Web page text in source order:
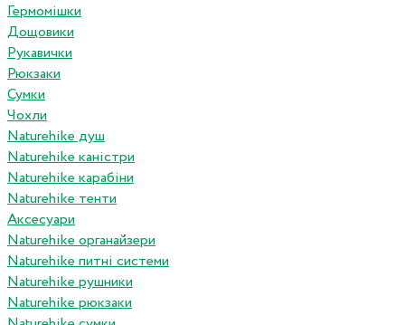
Гермомішки
Дощовики
Рукавички
Рюкзаки
Сумки
Чохли
Naturehike душ
Naturehike каністри
Naturehike карабіни
Naturehike тенти
Аксесуари
Naturehike органайзери
Naturehike питні системи
Naturehike рушники
Naturehike рюкзаки